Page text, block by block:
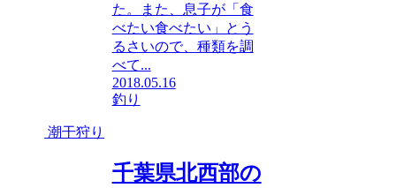
た。また、息子が「食
べたい食べたい」とう
るさいので、種類を調
べて...
2018.05.16
釣り
潮干狩り
千葉県北西部の